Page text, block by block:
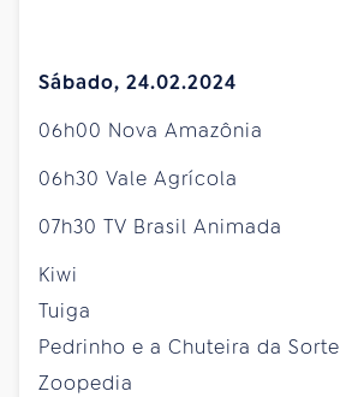
Sábado, 24.02.2024
06h00 Nova Amazônia
06h30 Vale Agrícola
07h30 TV Brasil Animada
Kiwi
Tuiga
Pedrinho e a Chuteira da Sorte
Zoopedia